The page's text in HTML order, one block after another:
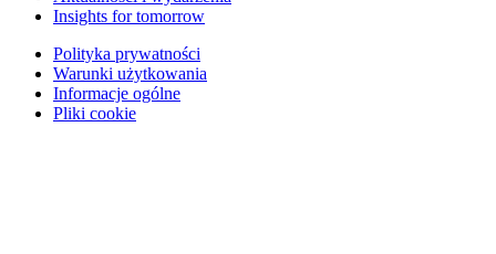
Insights for tomorrow
Polityka prywatności
Warunki użytkowania
Informacje ogólne
Pliki cookie